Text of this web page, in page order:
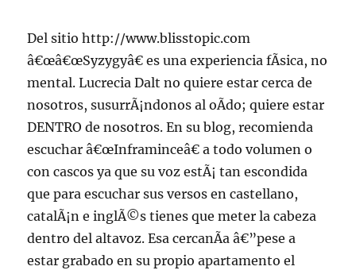
Del sitio http://www.blisstopic.com
â€œâ€œSyzygyâ€ es una experiencia fÃ­sica, no
mental. Lucrecia Dalt no quiere estar cerca de
nosotros, susurrÃ¡ndonos al oÃ­do; quiere estar
DENTRO de nosotros. En su blog, recomienda
escuchar â€œInframinceâ€ a todo volumen o
con cascos ya que su voz estÃ¡ tan escondida
que para escuchar sus versos en castellano,
catalÃ¡n e inglÃ©s tienes que meter la cabeza
dentro del altavoz. Esa cercanÃ­a â€”pese a
estar grabado en su propio apartamento el